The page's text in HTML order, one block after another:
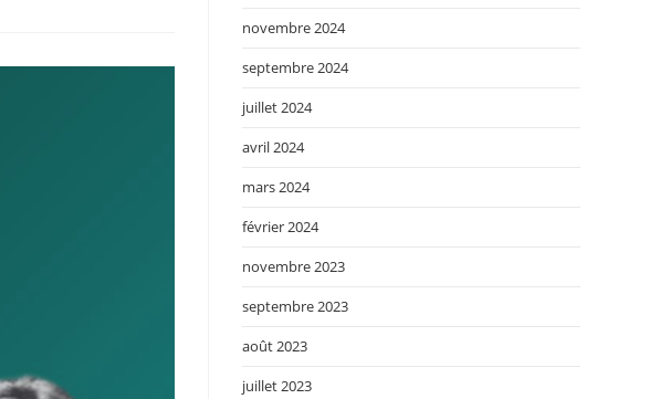
novembre 2024
septembre 2024
juillet 2024
avril 2024
mars 2024
février 2024
novembre 2023
septembre 2023
août 2023
juillet 2023